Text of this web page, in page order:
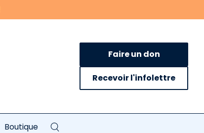
Faire un don
Recevoir l'infolettre
Boutique